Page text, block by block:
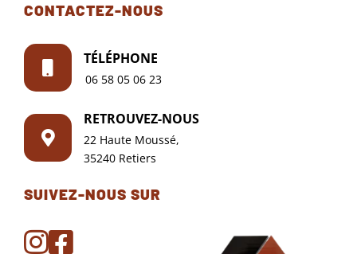
CONTACTEZ-NOUS
TÉLÉPHONE
06 58 05 06 23
RETROUVEZ-NOUS
22 Haute Moussé,
35240 Retiers
SUIVEZ-NOUS SUR